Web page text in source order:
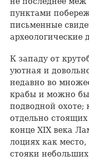
пунктами
письменные
археологические
К западу от
уютная и
недавно во
крабы и можно
подводной охоте;
отдельно
конце XIX века
лоциях как
стояки